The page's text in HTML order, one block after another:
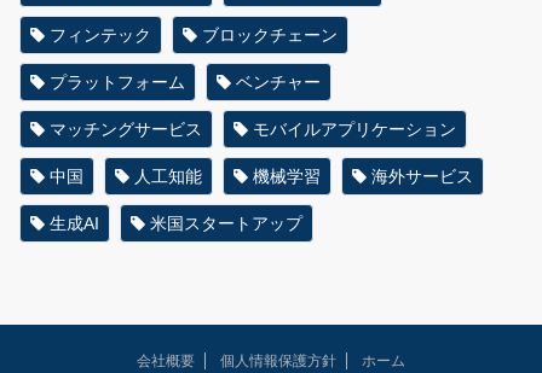
フィンテック ブロックチェーン
プラットフォーム ベンチャー
マッチングサービス モバイルアプリケーション
中国 人工知能 機械学習 海外サービス
生成AI 米国スタートアップ
会社概要 個人情報保護方針 ホーム